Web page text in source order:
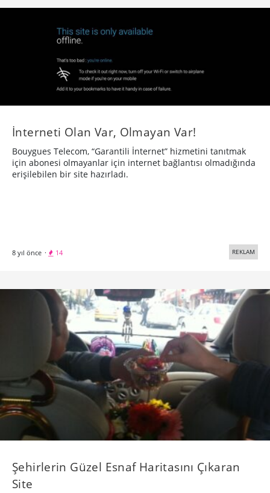
İnterneti Olan Var, Olmayan Var!
Bouygues Telecom, “Garantili İnternet” hizmetini tanıtmak
için abonesi olmayanlar için internet bağlantısı olmadığında
erişilebilen bir site hazırladı.
8 yıl önce · 14 REKLAM
Şehirlerin Güzel Esnaf Haritasını Çıkaran
Site